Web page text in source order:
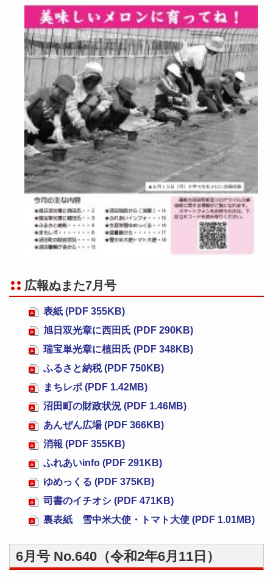
広報ぬまた7月号
表紙 (PDF 355KB)
旭日双光章に西田氏 (PDF 290KB)
瑞宝単光章に植田氏 (PDF 348KB)
ふるさと納税 (PDF 750KB)
まちレポ (PDF 1.42MB)
沼田町の財政状況 (PDF 1.46MB)
あんぜん広場 (PDF 366KB)
消報 (PDF 355KB)
ふれあいinfo (PDF 291KB)
ゆめっくる (PDF 375KB)
司書のイチオシ (PDF 471KB)
裏表紙 雪中米大使・トマト大使 (PDF 1.01MB)
6月号 No.640（令和2年6月11日）